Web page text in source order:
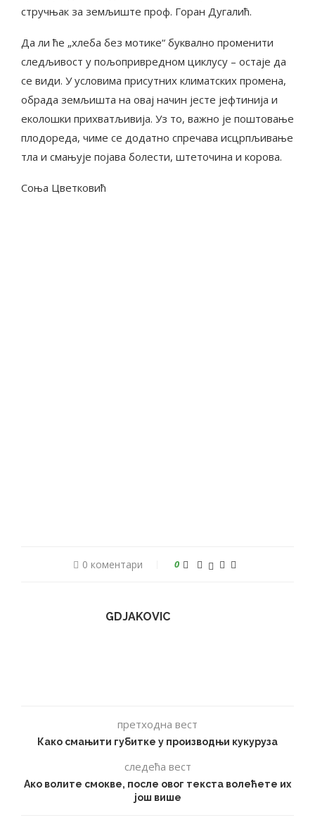
стручњак за земљиште проф. Горан Дугалић.
Да ли ће „хлеба без мотике“ буквално променити
следљивост у пољопривредном циклусу – остаје да
се види. У условима присутних климатских промена,
обрада земљишта на овај начин јесте јефтинија и
еколошки прихватљивија. Уз то, важно је поштовање
плодореда, чиме се додатно спречава исцрпљивање
тла и смањује појава болести, штеточина и корова.
Соња Цветковић
0 коментари 0
GDJAKOVIC
претходна вест
Како смањити губитке у производњи кукуруза
следећа вест
Ако волите смокве, после овог текста волећете их
још више